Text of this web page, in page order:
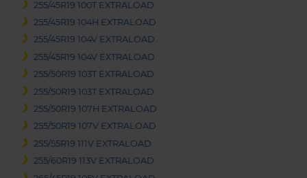
255/45R19 100T EXTRALOAD
255/45R19 104H EXTRALOAD
255/45R19 104V EXTRALOAD
255/45R19 104V EXTRALOAD
255/50R19 103T EXTRALOAD
255/50R19 103T EXTRALOAD
255/50R19 107H EXTRALOAD
255/50R19 107V EXTRALOAD
255/55R19 111V EXTRALOAD
255/60R19 113V EXTRALOAD